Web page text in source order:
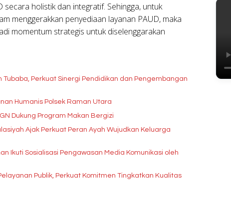
holistik dan integratif. Sehingga, untuk
menggerakkan penyediaan layanan PAUD, maka
momentum strategis untuk diselenggarakan
Perkuat Sinergi Pendidikan dan Pengembangan
Humanis Polsek Raman Utara
Dukung Program Makan Bergizi
Ajak Perkuat Peran Ayah Wujudkan Keluarga
Ikuti Sosialisasi Pengawasan Media Komunikasi oleh
Publik, Perkuat Komitmen Tingkatkan Kualitas